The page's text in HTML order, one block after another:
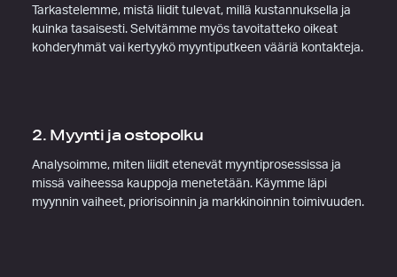
Tarkastelemme, mistä liidit tulevat, millä kustannuksella ja
kuinka tasaisesti. Selvitämme myös tavoitatteko oikeat
kohderyhmät vai kertyykö myyntiputkeen vääriä kontakteja.
2. Myynti ja ostopolku
Analysoimme, miten liidit etenevät myyntiprosessissa ja
missä vaiheessa kauppoja menetetään. Käymme läpi
myynnin vaiheet, priorisoinnin ja markkinoinnin toimivuuden.